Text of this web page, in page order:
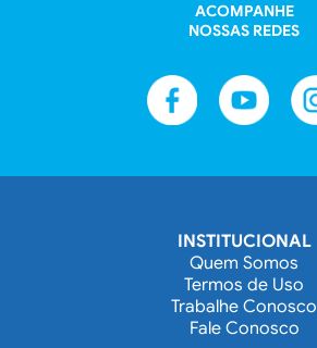
ACOMPANHE
NOSSAS REDES
INSTITUCIONAL
Quem Somos
Termos de Uso
Trabalhe Conosco
Fale Conosco